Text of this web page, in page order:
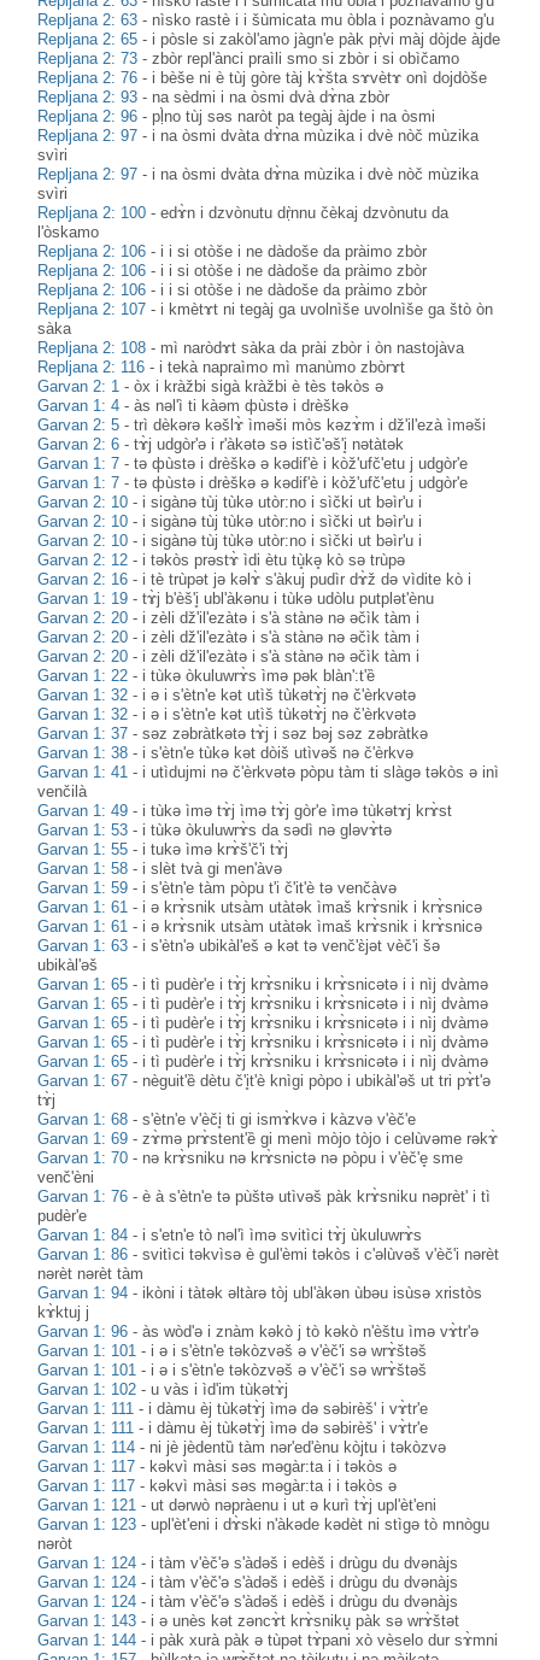
Repljana 2: 63 - nìsko rastè i i šùmicata mu òbla i poznàvamo g'u
Repljana 2: 65 - i pòsle si zakòl'amo jàgn'e pàk pṛ̀vi màj dòjde àjde
Repljana 2: 73 -zbòr repl'ànci praìli smo si zbòr i si obìčamo
Repljana 2: 76 - i bèše ni è tùj gòre tàj kɤ̀šta sɤvètɤ onì dojdòše
Repljana 2: 93 - na sèdmi i na òsmi dvà dɤ̀na zbòr
Repljana 2: 96 -pḷ̀no tùj sәs naròt pa tegàj àjde i na òsmi
Repljana 2: 97 - i na òsmi dvàta dɤ̀na mùzika i dvè nòč mùzika
svìri
Repljana 2: 97 - i na òsmi dvàta dɤ̀na mùzika i dvè nòč mùzika
svìri
Repljana 2: 100 -edɤ̀n i dzvònutu dṛ̀nnu čèkaj dzvònutu da
l'òskamo
Repljana 2: 106 - i i si otòše i ne dàdoše da pràimo zbòr
Repljana 2: 106 - i i si otòše i ne dàdoše da pràimo zbòr
Repljana 2: 106 - i i si otòše i ne dàdoše da pràimo zbòr
Repljana 2: 107 - i kmètɤt ni tegàj ga uvolnìše uvolnìše ga štò òn
sàka
Repljana 2: 108 - mì naròdɤt sàka da prài zbòr i òn nastojàva
Repljana 2: 116 - i tekà napraìmo mì manùmo zbòrɤt
Garvan 2: 1 -òx i kràžbi sigà kràžbi è tès təkòs ə
Garvan 1: 4 -às nəl'ì ti kàəm фùstə i drèškə
Garvan 2: 5 -trì dèkərə kəšlɤ̀ ìməši mòs kəzɤ̀m i dž'il'ezà ìməši
Garvan 2: 6 -tɤ̀j udgòr'ə i r'àkətə sə istìč'əš'i̥ nətàtək
Garvan 1: 7 -tə фùstə i drèškə ə kədif'è i kòž'ufč'etu j udgòr'e
Garvan 1: 7 -tə фùstə i drèškə ə kədif'è i kòž'ufč'etu j udgòr'e
Garvan 2: 10 - i sigànə tùj tùkə utòr:no i sìčki ut bəìr'u i
Garvan 2: 10 - i sigànə tùj tùkə utòr:no i sìčki ut bəìr'u i
Garvan 2: 10 - i sigànə tùj tùkə utòr:no i sìčki ut bəìr'u i
Garvan 2: 12 - i təkòs prəstɤ̀ ìdi ètu tù̥kə̥ kò sə trùpə
Garvan 2: 16 - i tè trùpət jə kəlɤ̀ s'àkuj pudìr dɤ̀ž də vìdite kò i
Garvan 1: 19 -tɤ̀j b'èš'i̥ ubl'àkənu i tùkə udòlu putplət'ènu
Garvan 2: 20 - i zèli dž'il'ezàtə i s'à stànə nə əčìk tàm i
Garvan 2: 20 - i zèli dž'il'ezàtə i s'à stànə nə əčìk tàm i
Garvan 2: 20 - i zèli dž'il'ezàtə i s'à stànə nə əčìk tàm i
Garvan 1: 22 - i tùkə òkuluwrɤ̀s ìmə pək blàn':t'ȅ
Garvan 1: 32 - i ə i s'ètn'e kət utìš tùkətɤ̀j nə č'èrkvətə
Garvan 1: 32 - i ə i s'ètn'e kət utìš tùkətɤ̀j nə č'èrkvətə
Garvan 1: 37 -səz zəbràtkətə tɤ̀j i səz bəj səz zəbràtkə
Garvan 1: 38 - i s'ètn'e tùkə kət dòiš utìvəš nə č'èrkvə
Garvan 1: 41 - i utìdujmi nə č'èrkvətə pòpu tàm ti slàgə təkòs ə inì
venčilà
Garvan 1: 49 - i tùkə ìmə tɤ̀j ìmə tɤ̀j gòr'e ìmə tùkətɤj krɤ̀st
Garvan 1: 53 - i tùkə òkuluwrɤ̀s da sədì nə gləvɤ̀tə
Garvan 1: 55 - i tukə ìmə krɤ̀š'č'i tɤ̀j
Garvan 1: 58 - i slèt tvà gi men'àvə
Garvan 1: 59 - i s'ètn'e tàm pòpu t'i č'it'è tə venčàvə
Garvan 1: 61 - i ə krɤ̀snik utsàm utàtək ìmaš krɤ̀snik i krɤ̀snicə
Garvan 1: 61 - i ə krɤ̀snik utsàm utàtək ìmaš krɤ̀snik i krɤ̀snicə
Garvan 1: 63 - i s'ètn'ə ubikàl'eš ə kət tə venč'ɛ̀jət vèč'i šə
ubikàl'əš
Garvan 1: 65 - i tì pudèr'e i tɤ̀j krɤ̀sniku i krɤ̀snicətə i i nìj dvàmə
Garvan 1: 65 - i tì pudèr'e i tɤ̀j krɤ̀sniku i krɤ̀snicətə i i nìj dvàmə
Garvan 1: 65 - i tì pudèr'e i tɤ̀j krɤ̀sniku i krɤ̀snicətə i i nìj dvàmə
Garvan 1: 65 - i tì pudèr'e i tɤ̀j krɤ̀sniku i krɤ̀snicətə i i nìj dvàmə
Garvan 1: 65 - i tì pudèr'e i tɤ̀j krɤ̀sniku i krɤ̀snicətə i i nìj dvàmə
Garvan 1: 67 - nèguit'ȅ dètu č'i̥t'è knìgi pòpo i ubikàl'əš ut tri pɤ̀t'ə
tɤ̀j
Garvan 1: 68 -s'ètn'e v'èči̥ ti gi ismɤ̀kvə i kàzvə v'èč'e
Garvan 1: 69 -zɤ̀mə prɤ̀stent'ȅ gi menì mòjo tòjo i celùvəme rəkɤ̀
Garvan 1: 70 - nə krɤ̀sniku nə krɤ̀snictə nə pòpu i v'èč'e̥ sme
venč'èni
Garvan 1: 76 -è à s'ètn'e tə pùštə utìvəš pàk krɤ̀sniku nəprèt' i tì
pudèr'e
Garvan 1: 84 - i s'etn'e tò nəl'ì ìmə svitìci tɤ̀j ùkuluwrɤ̀s
Garvan 1: 86 -svitìci təkvìsə è gul'èmi təkòs i c'əlùvəš v'èč'i nərèt
nərèt nərèt tàm
Garvan 1: 94 - ikòni i tàtək əltàrə tòj ubl'àkən ùbəu isùsə xristòs
kɤ̀ktuj j
Garvan 1: 96 -às wòd'ə i znàm kəkò j tò kəkò n'èštu ìmə vɤ̀tr'ə
Garvan 1: 101 - i ə i s'ètn'e təkòzvəš ə v'èč'i sə wrɤ̀štəš
Garvan 1: 101 - i ə i s'ètn'e təkòzvəš ə v'èč'i sə wrɤ̀štəš
Garvan 1: 102 -u vàs i ìd'im tùkətɤ̀j
Garvan 1: 111 - i dàmu èj tùkətɤ̀j ìmə də səbirèš' i vɤ̀tr'e
Garvan 1: 111 - i dàmu èj tùkətɤ̀j ìmə də səbirèš' i vɤ̀tr'e
Garvan 1: 114 - ni jè jèdentȕ tàm nər'ed'ènu kòjtu i təkòzvə
Garvan 1: 117 - kəkvì màsi səs məgàr:ta i i təkòs ə
Garvan 1: 117 - kəkvì màsi səs məgàr:ta i i təkòs ə
Garvan 1: 121 -ut dərwò nəpràenu i ut ə kurì tɤ̀j upl'èt'eni
Garvan 1: 123 -upl'èt'eni i dɤ̀ski n'àkəde kədèt ni stìgə tò mnògu
nəròt
Garvan 1: 124 - i tàm v'èč'ə s'àdəš i edèš i drùgu du dvənàjs
Garvan 1: 124 - i tàm v'èč'ə s'àdəš i edèš i drùgu du dvənàjs
Garvan 1: 124 - i tàm v'èč'ə s'àdəš i edèš i drùgu du dvənàjs
Garvan 1: 143 - i ə unès kət zəncɤ̀t krɤ̀sniku̥ pàk sə wrɤ̀štət
Garvan 1: 144 - i pàk xurà pàk ə tùpət tɤ̀pani xò vèselo dur sɤ̀mni